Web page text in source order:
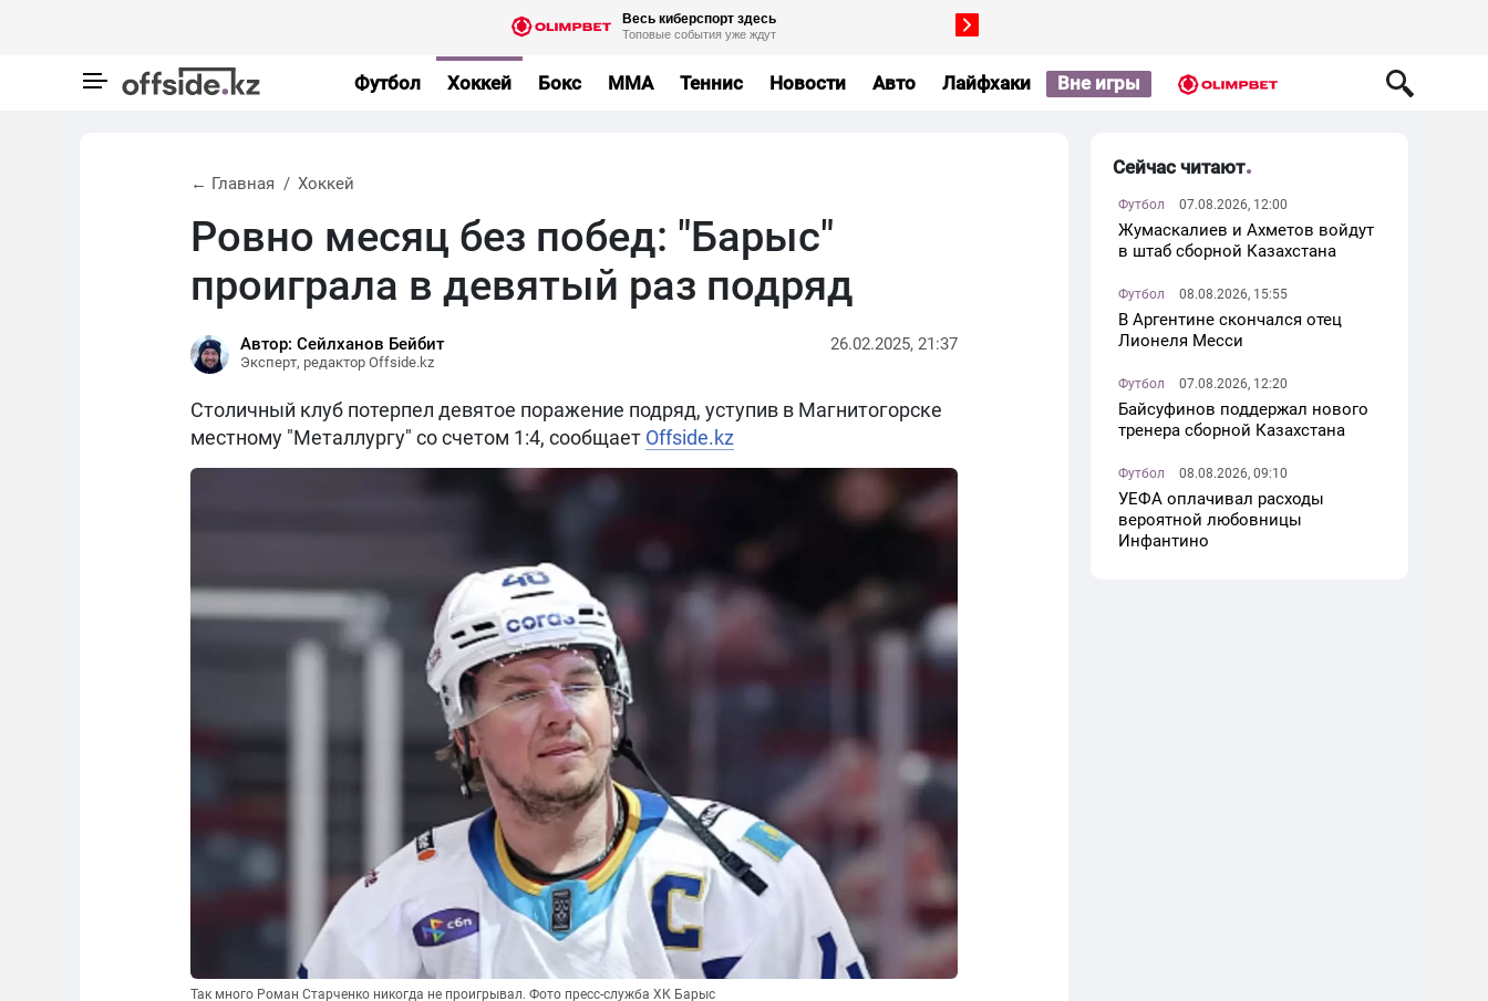
Футбол Хоккей Бокс MMA Теннис Новости Авто Лайфхаки Вне игры
← Главная Хоккей
Ровно месяц без побед: "Барыс"
проиграла в девятый раз подряд
Автор: Сейлханов Бейбит
Эксперт, редактор Offside.kz
26.02.2025, 21:37
Столичный клуб потерпел девятое поражение подряд, уступив в Магнитогорске
местному "Металлургу" со счетом 1:4, сообщает Offside.kz
Так много Роман Старченко никогда не проигрывал. Фото пресс-служба ХК Барыс
Сейчас читают
Футбол 07.08.2026, 12:00
Жумаскалиев и Ахметов войдут
в штаб сборной Казахстана
Футбол 08.08.2026, 15:55
В Аргентине скончался отец
Лионеля Месси
Футбол 07.08.2026, 12:20
Байсуфинов поддержал нового
тренера сборной Казахстана
Футбол 08.08.2026, 09:10
УЕФА оплачивал расходы
вероятной любовницы
Инфантино